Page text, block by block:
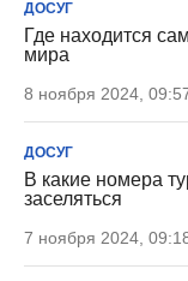
ДОСУГ
Где находится
мира
8 ноября 2024,
ДОСУГ
В какие номера
заселяться
7 ноября 2024,